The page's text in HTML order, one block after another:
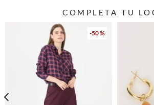
COMPLETA TU
-50 %